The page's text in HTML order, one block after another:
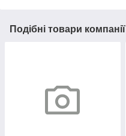
Подібні товари компанії